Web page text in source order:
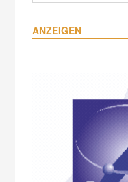
ANZEIGEN